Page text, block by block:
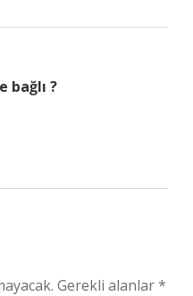
bağlı ?
Gerekli alanlar*